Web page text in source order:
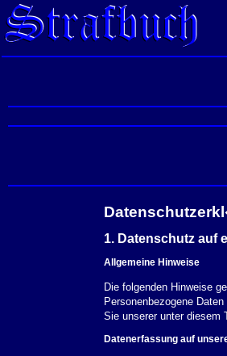
1. Datenschutz auf
Allgemeine Hinweise
Die folgenden Hinweise
Personenbezogene
Sie unserer unter
Datenerfassung auf